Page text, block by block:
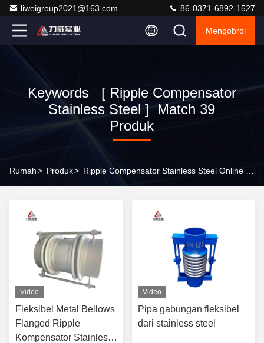
liweigroup2021@163.com 86-0371-6892-1527
Mengobrol
Keywords [ Ripple Compensator
Stainless Steel ] Match 39
Produk
Rumah> Produk>
Video
Fleksibel Metal Bellows
Flanged Ripple
Kompensator Stainless
Video
Pipa gabungan fleksibel
dari stainless steel